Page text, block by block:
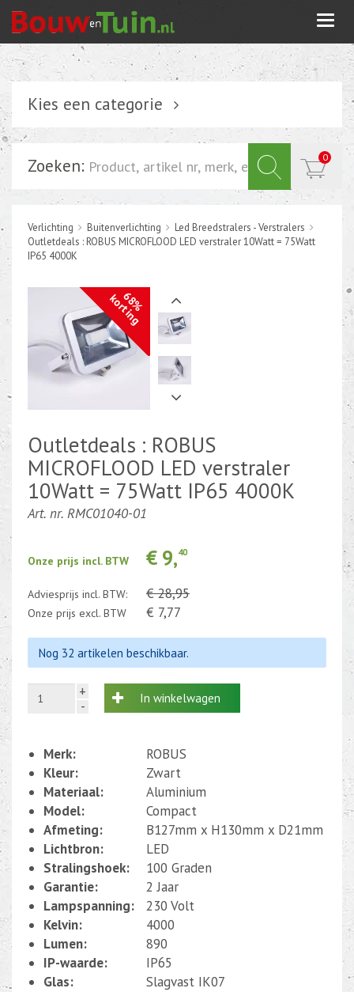
Kies een categorie
Inbouwdoos-kabeldoos
Bevestigingsmateriaal
Tuin elektriciteit
Tuinverlichting
Grondspots met geïntrigeerde LED of energie zuinige
Kabel en draad
Beweging-Tijd-Rook Sensors
Outletdeals
Bulkverpakking
Zoeken: 0
Verlichting Buitenverlichting
Led Breedstralers - Verstralers
Outletdeals : ROBUS MICROFLOOD LED verstraler 10Watt = 75Watt
IP65 4000K
68%
korting
Outletdeals : ROBUS
MICROFLOOD LED verstraler
10Watt = 75Watt IP65 4000K
Art. nr. RMC01040-01
Onze prijs incl. BTW € 9,40
Adviesprijs incl. BTW: € 28,95
Onze prijs excl. BTW € 7,77
Nog 32 artikelen beschikbaar.
+
-
In winkelwagen
Merk:
ROBUS
Kleur:
Zwart
Materiaal:
Aluminium
Model:
Compact
Afmeting:
B127mm x H130mm x D21mm
Lichtbron:
LED
Stralingshoek:
100 Graden
Garantie:
2 Jaar
Lampspanning:
230 Volt
Kelvin:
4000
Lumen:
890
IP-waarde:
IP65
Glas:
Slagvast IK07